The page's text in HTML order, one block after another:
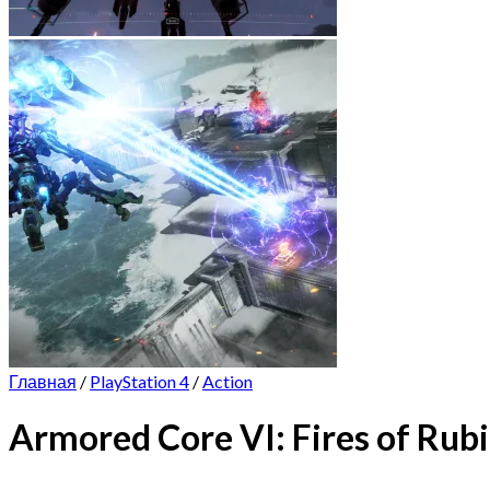
Главная / PlayStation 4 / Action
Armored Core VI: Fires of